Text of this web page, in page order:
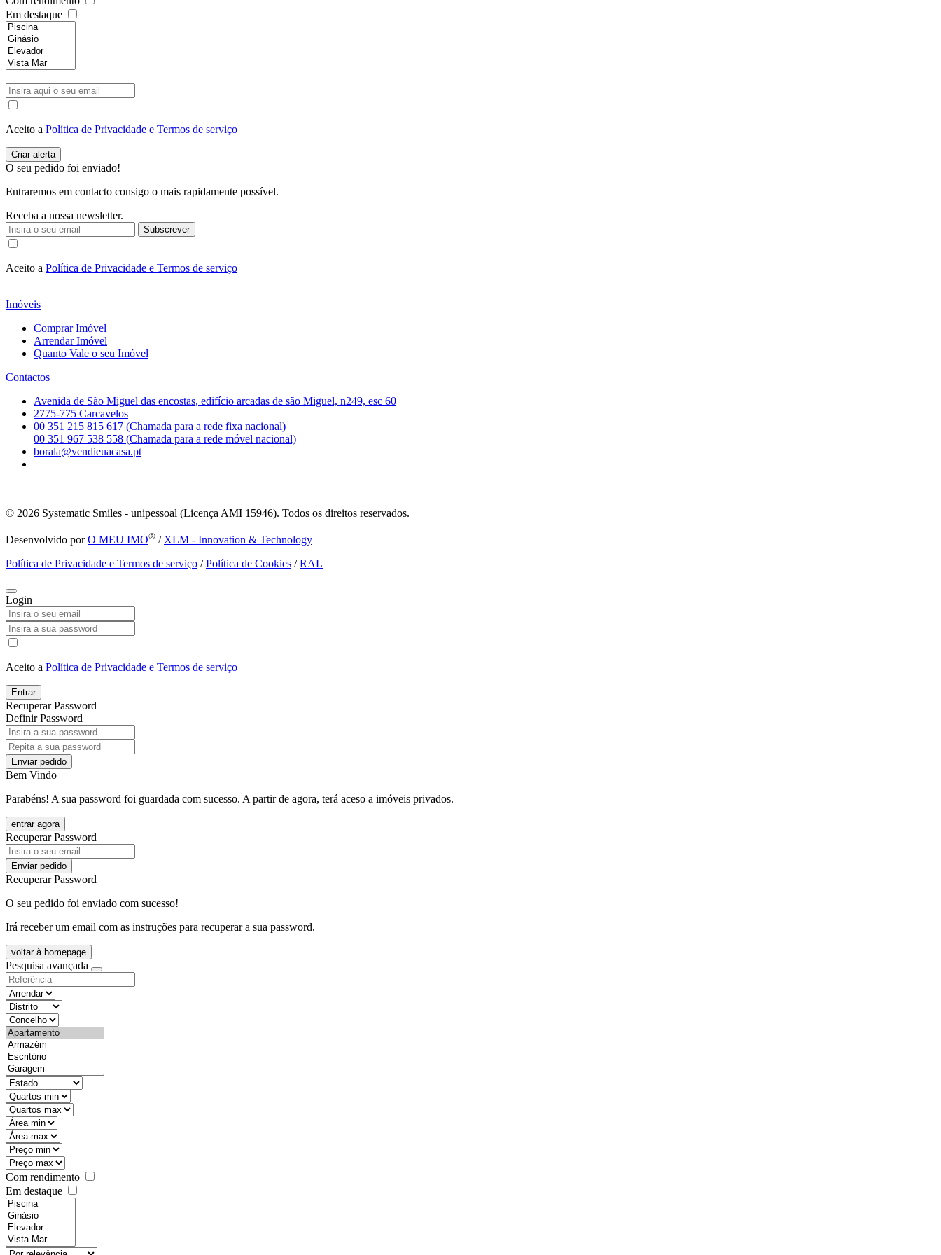
Em destaque
Aceito a Política de Privacidade e Termos de serviço
O seu pedido foi enviado!
Entraremos em contacto consigo o mais rapidamente possível.
Receba a nossa newsletter.
Subscrever
Aceito a Política de Privacidade e Termos de serviço
Imóveis
Comprar Imóvel
Arrendar Imóvel
Quanto Vale o seu Imóvel
Contactos
Avenida de São Miguel das encostas, edifício arcadas de são Miguel, n249, esc 60
2775-775 Carcavelos
00 351 215 815 617 (Chamada para a rede fixa nacional)
00 351 967 538 558 (Chamada para a rede móvel nacional)
borala@vendieuacasa.pt
© 2026 Systematic Smiles - unipessoal (Licença AMI 15946). Todos os direitos reservados.
Desenvolvido porO MEU IMO® / XLM - Innovation & Technology
Política de Privacidade e Termos de serviço /Política de Cookies /RAL
Login
Aceito a Política de Privacidade e Termos de serviço
Entrar
Recuperar Password
Definir Password
Enviar pedido
Bem Vindo
Parabéns! A sua password foi guardada com sucesso. A partir de agora, terá aceso a imóveis privados.
entrar agora
Recuperar Password
Enviar pedido
Recuperar Password
O seu pedido foi enviado com sucesso!
Irá receber um email com as instruções para recuperar a sua password.
voltar à homepage
Pesquisa avançada
objective
districtId
countyId
types
state
mintypo
maxtypo
minarea
maxarea
minprice
maxprice
Com rendimento
Em destaque
features